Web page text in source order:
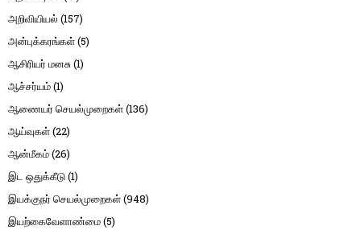
அறிவியியல் (157)
அன்புக்கரங்கள்(5)
ஆசிரியர் மனசு(1)
ஆச்சர்யம்(1)
ஆணையர் செயல்முறைகள்(136)
ஆய்வுகள்(22)
ஆன்மீகம்(26)
இட ஒதுக்கீடு(1)
இயக்குநர் செயல்முறைகள்(948)
இயற்கைவேளாண்மை(5)